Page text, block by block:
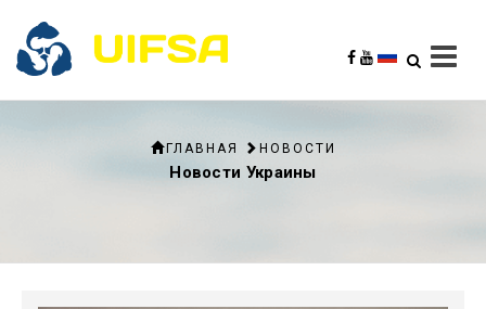
ГЛАВНАЯ НОВОСТИ
Новости Украины